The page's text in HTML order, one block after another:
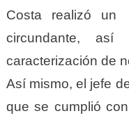
Costa realizó un
circundante,
caracterización de
Así mismo, el jefe
que se cumplió